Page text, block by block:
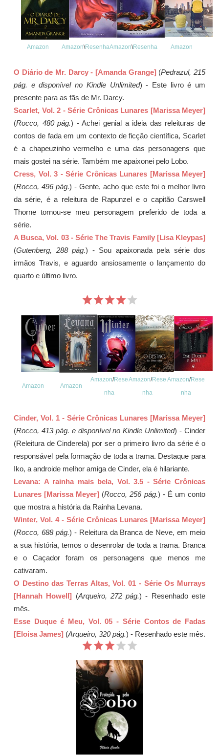
Amazon Amazon\ResenhaAmazon\Resenha Amazon
O Diário de Mr. Darcy - [Amanda Grange] (Pedrazul, 215
pág. e disponível no Kindle Unlimited) - Este livro é um
presente para as fãs de Mr. Darcy.
Scarlet, Vol. 2 - Série Crônicas Lunares [Marissa Meyer]
(Rocco, 480 pág.) - Achei genial a ideia das releituras de
contos de fada em um contexto de ficção científica, Scarlet
é a chapeuzinho vermelho e uma das personagens que
mais gostei na série. Também me apaixonei pelo Lobo.
Cress, Vol. 3 - Série Crônicas Lunares [Marissa Meyer]
(Rocco, 496 pág.) - Gente, acho que este foi o melhor livro
da série, é a releitura de Rapunzel e o capitão Carswell
Thorne tornou-se meu personagem preferido de toda a
série.
A Busca, Vol. 03 - Série The Travis Family [Lisa Kleypas]
(Gutenberg, 288 pág.) - Sou apaixonada pela série dos
irmãos Travis, e aguardo ansiosamente o lançamento do
quarto e último livro.
Amazon Amazon
Amazon/Rese
nha
Amazon/Rese
nha
Amazon/Rese
nha
Cinder, Vol. 1 - Série Crônicas Lunares [Marissa Meyer]
(Rocco, 413 pág. e disponível no Kindle Unlimited) - Cinder
(Releitura de Cinderela) por ser o primeiro livro da série é o
responsável pela formação de toda a trama. Destaque para
Iko, a androide melhor amiga de Cinder, ela é hilariante.
Levana: A rainha mais bela, Vol. 3.5 - Série Crônicas
Lunares [Marissa Meyer] (Rocco, 256 pág.) - É um conto
que mostra a história da Rainha Levana.
Winter, Vol. 4 - Série Crônicas Lunares [Marissa Meyer]
(Rocco, 688 pág.) - Releitura da Branca de Neve, em meio
a sua história, temos o desenrolar de toda a trama. Branca
e o Caçador foram os personagens que menos me
cativaram.
O Destino das Terras Altas, Vol. 01 - Série Os Murrays
[Hannah Howell]
(Arqueiro, 272 pág.) - Resenhado este
mês.
Esse Duque é Meu, Vol. 05 - Série Contos de Fadas
[Eloisa James] (Arqueiro, 320 pág.) - Resenhado este mês.